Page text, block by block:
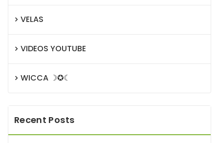
VELAS
VIDEOS YOUTUBE
WICCA ☽✪☾
Recent Posts